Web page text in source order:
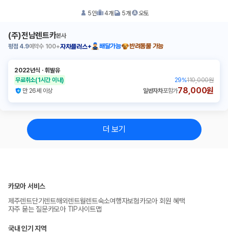
5인 4개 5개 오토
(주)전남렌트카본사
평점 4.9예약수 100+자차플러스+ 배달가능 반려동물 가능
2022년식 ㆍ휘발유
무료취소(1시간 이내) 29%110,000원
만 26세 이상
일반자차포함가78,000원
더 보기
카모아 서비스
제주렌트단기렌트해외렌트월렌트숙소여행자보험카모아 회원 혜택
자주 묻는 질문카모아 TIP사이트맵
국내 인기 지역